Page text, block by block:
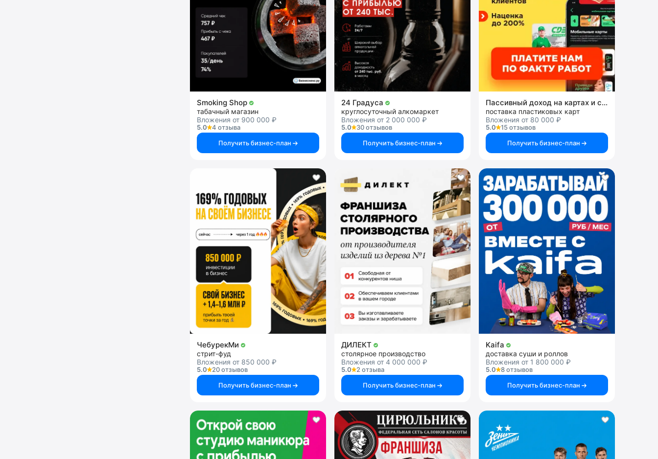
Smoking Shop
табачный магазин
Вложения от 900 000 ₽
5.0
4 отзыва
Получить бизнес-план
24 Градуса
круглосуточный алкомаркет
Вложения от 2 000 000 ₽
5.0
30 отзывов
Получить бизнес-план
Пассивный доход на картах и системах
поставка пластиковых карт
Вложения от 80 000 ₽
5.0
15 отзывов
Получить бизнес-план
ЧебурекМи
стрит-фуд
Вложения от 850 000 ₽
5.0
20 отзывов
Получить бизнес-план
ДИЛЕКТ
столярное производство
Вложения от 4 000 000 ₽
5.0
2 отзыва
Получить бизнес-план
Kaifa
доставка суши и роллов
Вложения от 1 800 000 ₽
5.0
8 отзывов
Получить бизнес-план